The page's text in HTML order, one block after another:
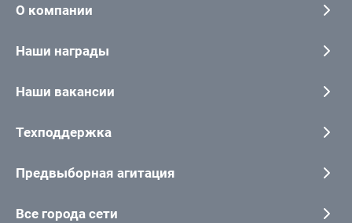
О компании
Наши награды
Наши вакансии
Техподдержка
Предвыборная агитация
Все города сети